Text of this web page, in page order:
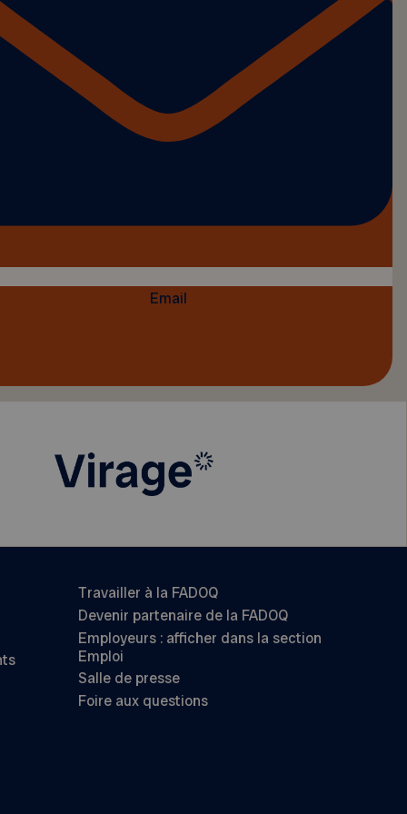
Email
Travailler à la FADOQ
Devenir partenaire de la FADOQ
Employeurs : afficher dans la section
Emploi
Salle de presse
Foire aux questions